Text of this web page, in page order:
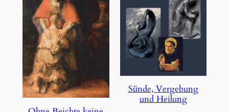
Sünde, Vergebung
und Heilung